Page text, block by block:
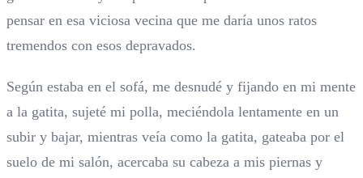
pensar en esa viciosa vecina que me daría unos ratos
tremendos con esos depravados.
Según estaba en el sofá, me desnudé y fijando en mi mente
a la gatita, sujeté mi polla, meciéndola lentamente en un
subir y bajar, mientras veía como la gatita, gateaba por el
suelo de mi salón, acercaba su cabeza a mis piernas y